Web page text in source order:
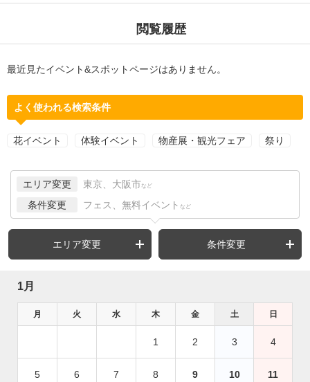
閲覧履歴
最近見たイベント&スポットページはありません。
よく使われる検索条件
花イベント 体験イベント 物産展・観光フェア 祭り
エリア変更 東京、大阪市 など
条件変更 フェス、無料イベント など
エリア変更 条件変更
1月
月 火 水 木 金 土 日
1 2 3 4
5 6 7 8 9 10 11